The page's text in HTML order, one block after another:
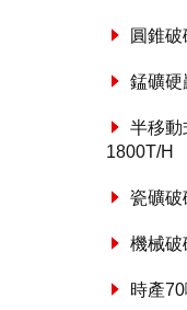
圓錐
錳礦硬
半移動
1800T/H
瓷礦破
機械破
時產